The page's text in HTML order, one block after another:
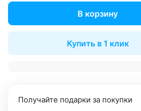
В корзину
Купить в 1 клик
Получайте подарки за покупки